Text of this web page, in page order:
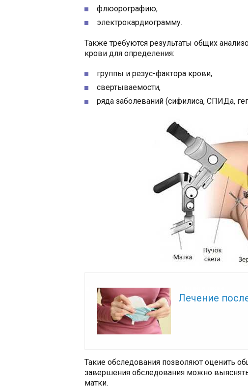
флюорографию,
электрокардиограмму.
Также требуются результаты общих
крови для определения:
группы и резус-фактора крови,
свертываемости,
ряда заболеваний (сифилиса, СПИДа,
Лечение
Такие обследования позволяют оценить
завершения обследования можно
матки.